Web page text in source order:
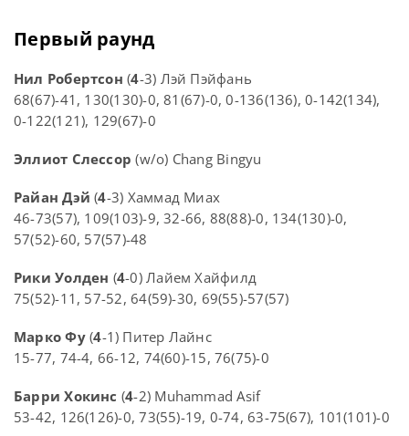
Первый раунд
Нил Робертсон (4-3) Лэй Пэйфань
68(67)-41, 130(130)-0, 81(67)-0, 0-136(136), 0-142(134),
0-122(121), 129(67)-0
Эллиот Слессор (w/o) Chang Bingyu
Райан Дэй (4-3) Хаммад Миах
46-73(57), 109(103)-9, 32-66, 88(88)-0, 134(130)-0,
57(52)-60, 57(57)-48
Рики Уолден (4-0) Лайем Хайфилд
75(52)-11, 57-52, 64(59)-30, 69(55)-57(57)
Марко Фу(4-1) Питер Лайнс
15-77, 74-4, 66-12, 74(60)-15, 76(75)-0
Барри Хокинс (4-2) Muhammad Asif
53-42, 126(126)-0, 73(55)-19, 0-74, 63-75(67), 101(101)-0